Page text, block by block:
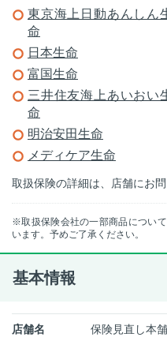
東京海上日動あんしん
命
日本生命
富国生命
三井住友海上あいおい
命
明治安田生命
メディケア生命
取扱保険の詳細は、店舗にお
※取扱保険会社の一部商品につい
います。予めご了承ください。
基本情報
店舗名 保険見直し本